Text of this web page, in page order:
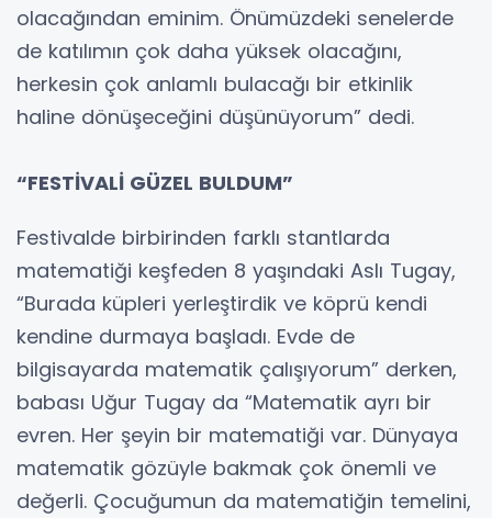
olacağından eminim. Önümüzdeki senelerde
de katılımın çok daha yüksek olacağını,
herkesin çok anlamlı bulacağı bir etkinlik
haline dönüşeceğini düşünüyorum” dedi.
“FESTİVALİ GÜZEL BULDUM”
Festivalde birbirinden farklı stantlarda
matematiği keşfeden 8 yaşındaki Aslı Tugay,
“Burada küpleri yerleştirdik ve köprü kendi
kendine durmaya başladı. Evde de
bilgisayarda matematik çalışıyorum” derken,
babası Uğur Tugay da “Matematik ayrı bir
evren. Her şeyin bir matematiği var. Dünyaya
matematik gözüyle bakmak çok önemli ve
değerli. Çocuğumun da matematiğin temelini,